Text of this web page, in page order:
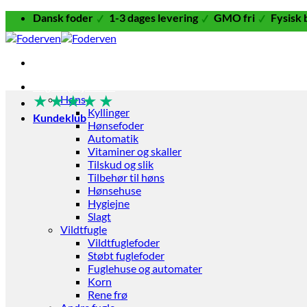
Fortsæt
til
indhold
Dansk foder 1-3 dages levering GMO fri Fysisk
Høns
Kyllinger
Hønsefoder
Automatik
Vitaminer og skaller
Tilskud og slik
Tilbehør til høns
Hønsehuse
Hygiejne
Slagt
Vildtfugle
Vildtfuglefoder
Støbt fuglefoder
Fuglehuse og automater
Korn
Rene frø
★★★★ ★
Kundeklub